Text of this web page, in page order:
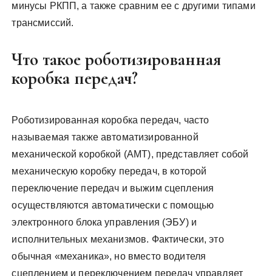
минусы РКПП, а также сравним ее с другими типами
трансмиссий.
Что такое роботизированная
коробка передач?
Роботизированная коробка передач, часто
называемая также автоматизированной
механической коробкой (АМТ), представляет собой
механическую коробку передач, в которой
переключение передач и выжим сцепления
осуществляются автоматически с помощью
электронного блока управления (ЭБУ) и
исполнительных механизмов. Фактически, это
обычная «механика», но вместо водителя
сцеплением и переключением передач управляет